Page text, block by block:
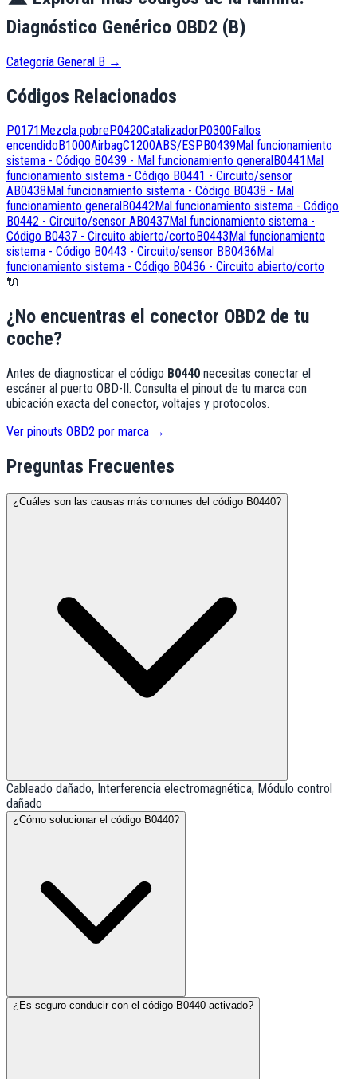
Diagnóstico Genérico OBD2 (B)
Categoría General B →
Códigos Relacionados
P0171 Mezcla pobre P0420CatalizadorP0300 Fallos
encendido B1000AirbagC1200ABS/ESP B0439 Mal funcionamiento
sistema - Código B0439 - Mal funcionamiento general B0441 Mal
funcionamiento sistema - Código B0441 - Circuito/sensor
AB0438 Mal funcionamiento sistema - Código B0438 - Mal
funcionamiento general B0442Mal funcionamiento sistema - Código
B0442 - Circuito/sensor AB0437Mal funcionamiento sistema -
Código B0437 - Circuito abierto/corto B0443 Mal funcionamiento
sistema - Código B0443 - Circuito/sensor B B0436 Mal
funcionamiento sistema - Código B0436 - Circuito abierto/corto
🔌
¿No encuentras el conector OBD2 de tu
coche?
Antes de diagnosticar el código B0440 necesitas conectar el
escáner al puerto OBD-II. Consulta el pinout de tu marca con
ubicación exacta del conector, voltajes y protocolos.
Ver pinouts OBD2 por marca →
Preguntas Frecuentes
¿Cuáles son las causas más comunes del código B0440?
Cableado dañado, Interferencia electromagnética, Módulo control
dañado
¿Cómo solucionar el código B0440?
¿Es seguro conducir con el código B0440 activado?